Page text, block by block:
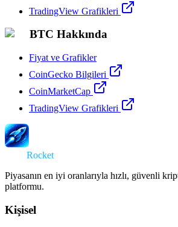
TradingView Grafikleri
BTC Hakkında
Fiyat ve Grafikler
CoinGecko Bilgileri
CoinMarketCap
TradingView Grafikleri
Rocket
Piyasanın en iyi oranlarıyla hızlı, güvenli
platformu.
Kişisel